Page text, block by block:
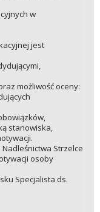
w
jest
możliwość oceny:
stanowiska,
Strzelce
osoby
Specjalista ds.